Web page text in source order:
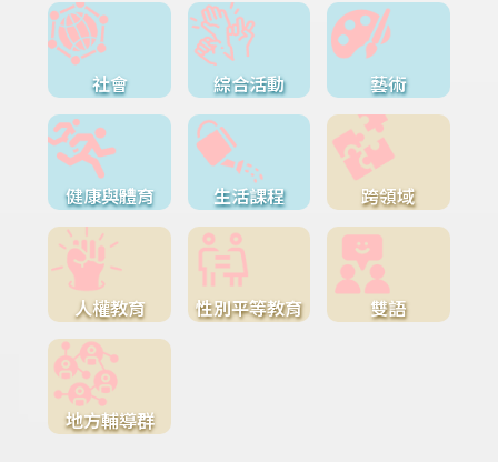
社會 綜合活動 藝術
健康與體育 生活課程 跨領域
人權教育 性別平等教育 雙語
地方輔導群